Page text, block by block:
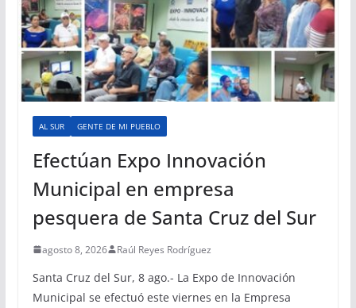
AL SUR GENTE DE MI PUEBLO
Efectúan Expo Innovación
Municipal en empresa
pesquera de Santa Cruz del Sur
agosto 8, 2026 Raúl Reyes Rodríguez
Santa Cruz del Sur, 8 ago.- La Expo de Innovación
Municipal se efectuó este viernes en la Empresa